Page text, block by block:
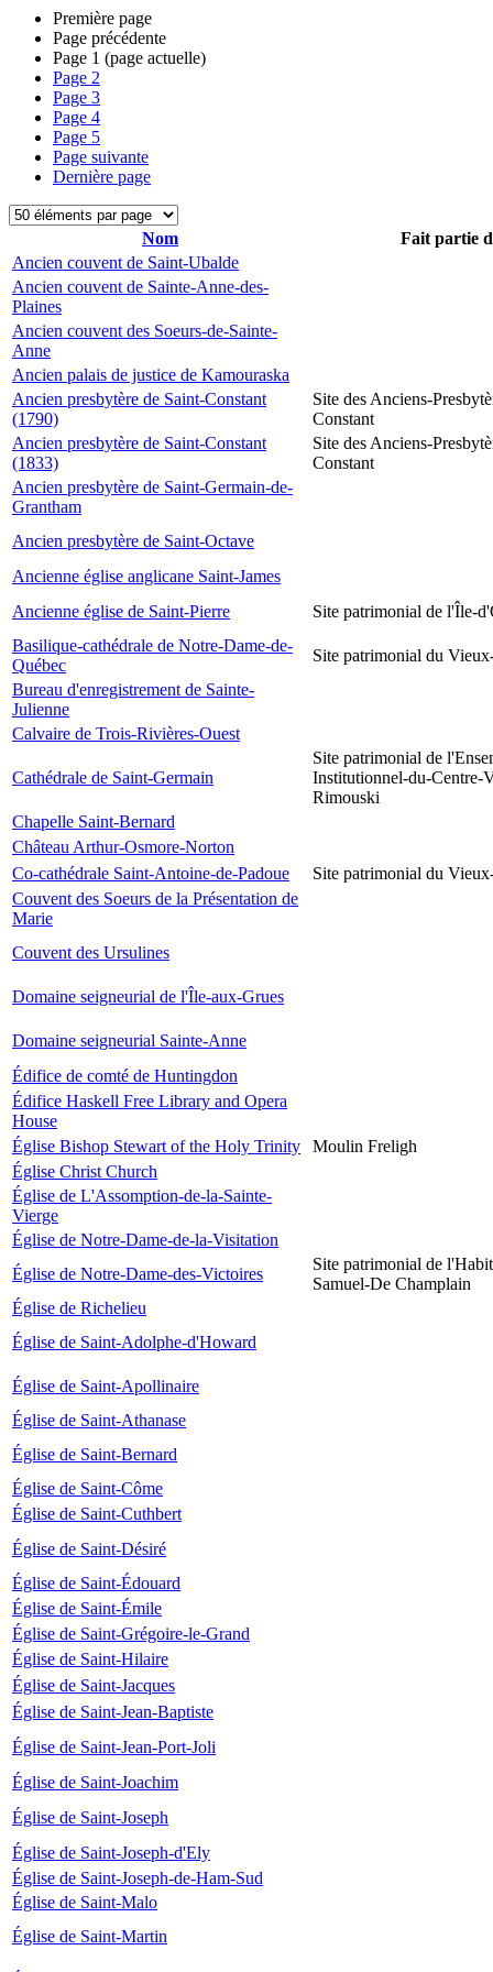
Première page
Page précédente
Page 1 (page actuelle)
Page 2
Page 3
Page 4
Page 5
Page suivante
Dernière page
Nom
Fait partie
Ancien couvent de Saint-Ubalde
Ancien couvent de Sainte-Anne-des-
Plaines
Ancien couvent des Soeurs-de-Sainte-
Anne
Ancien palais de justice de Kamouraska
Ancien presbytère de Saint-Constant
(1790)
Site des Anciens-
Constant
Ancien presbytère de Saint-Constant
(1833)
Site des Anciens-
Constant
Ancien presbytère de Saint-Germain-de-
Grantham
Ancien presbytère de Saint-Octave
Ancienne église anglicane Saint-James
Ancienne église de Saint-Pierre
Site patrimonial de l'Île-
Basilique-cathédrale de Notre-Dame-de-
Québec
Site patrimonial du
Bureau d'enregistrement de Sainte-
Julienne
Calvaire de Trois-Rivières-Ouest
Cathédrale de Saint-Germain
Site patrimonial de
Institutionnel-du-Centre-
Rimouski
Chapelle Saint-Bernard
Château Arthur-Osmore-Norton
Co-cathédrale Saint-Antoine-de-Padoue
Site patrimonial du
Couvent des Soeurs de la Présentation de
Marie
Couvent des Ursulines
Domaine seigneurial de l'Île-aux-Grues
Domaine seigneurial Sainte-Anne
Édifice de comté de Huntingdon
Édifice Haskell Free Library and Opera
House
Église Bishop Stewart of the Holy Trinity
Moulin Freligh
Église Christ Church
Église de L'Assomption-de-la-Sainte-
Vierge
Église de Notre-Dame-de-la-Visitation
Église de Notre-Dame-des-Victoires
Site patrimonial de
Samuel-De Champlain
Église de Richelieu
Église de Saint-Adolphe-d'Howard
Église de Saint-Apollinaire
Église de Saint-Athanase
Église de Saint-Bernard
Église de Saint-Côme
Église de Saint-Cuthbert
Église de Saint-Désiré
Église de Saint-Édouard
Église de Saint-Émile
Église de Saint-Grégoire-le-Grand
Église de Saint-Hilaire
Église de Saint-Jacques
Église de Saint-Jean-Baptiste
Église de Saint-Jean-Port-Joli
Église de Saint-Joachim
Église de Saint-Joseph
Église de Saint-Joseph-d'Ely
Église de Saint-Joseph-de-Ham-Sud
Église de Saint-Malo
Église de Saint-Martin